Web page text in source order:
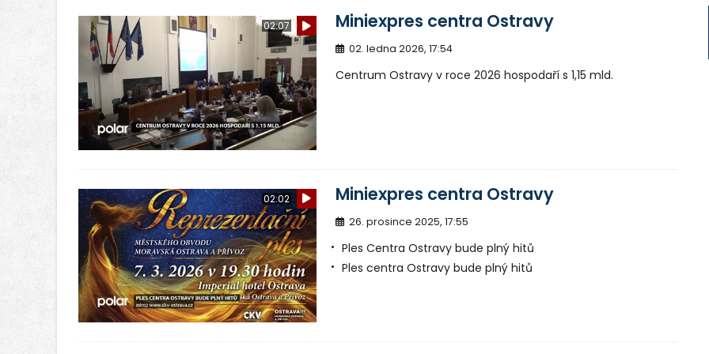
02:07 Miniexpres centra Ostravy
02. ledna 2026, 17:54
Centrum Ostravy v roce 2026 hospodaří s 1,15 mld.
02:02 Miniexpres centra Ostravy
26. prosince 2025, 17:55
Ples Centra Ostravy bude plný hitů
Ples centra Ostravy bude plný hitů